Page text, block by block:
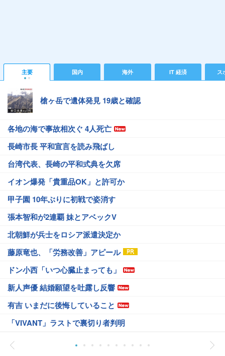
主要 国内 海外 IT 経済 ス
槍ヶ岳で遺体発見 19歳と確認
各地の海で事故相次ぐ 4人死亡
長崎市長 平和宣言を読み飛ばし
台湾代表、長崎の平和式典を欠席
イオン爆発「貴重品OK」と許可か
甲子園 10年ぶりに初戦で姿消す
張本智和が2連覇 妹とアベックV
北朝鮮が兵士をロシア派遣決定か
藤原竜也、「労務改善」アピール
ドン小西「いつ心臓止まっても」
新人声優 結婚願望を吐露し反響
有吉 いまだに後悔していること
「VIVANT」ラストで裏切り者判明